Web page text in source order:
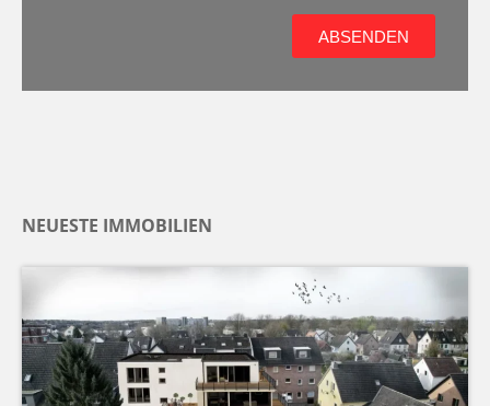
ABSENDEN
NEUESTE IMMOBILIEN